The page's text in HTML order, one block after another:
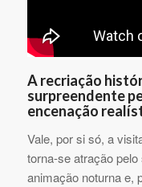
A recriação
surpreendente
encenação
Vale, por si só, a
torna-se atração
animação noturna e,